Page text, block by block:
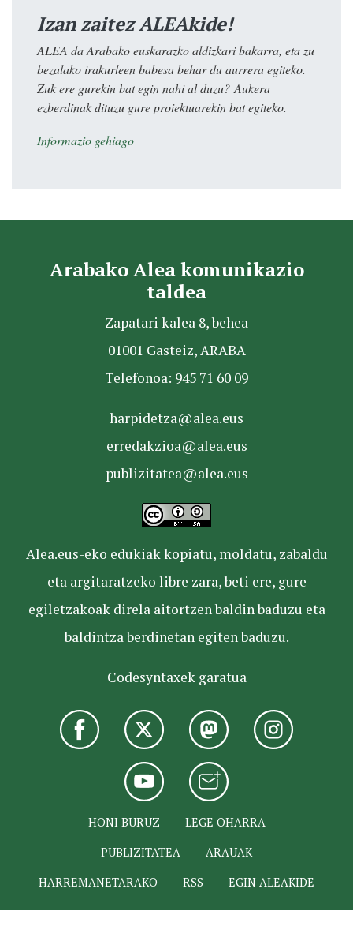
Izan zaitez ALEAkide!
ALEA da Arabako euskarazko aldizkari bakarra, eta zu
bezalako irakurleen babesa behar du aurrera egiteko.
Zuk ere gurekin bat egin nahi al duzu? Aukera
ezberdinak dituzu gure proiektuarekin bat egiteko.
Informazio gehiago
Arabako Alea komunikazio
taldea
Zapatari kalea 8, behea
01001 Gasteiz, ARABA
Telefonoa: 945 71 60 09
harpidetza@alea.eus
erredakzioa@alea.eus
publizitatea@alea.eus
Alea.eus-eko edukiak kopiatu, moldatu, zabaldu
eta argitaratzeko libre zara, beti ere, gure
egiletzakoak direla aitortzen baldin baduzu eta
baldintza berdinetan egiten baduzu.
Codesyntaxek garatua
HONI BURUZ
LEGE OHARRA
PUBLIZITATEA
ARAUAK
HARREMANETARAKO
RSS EGIN ALEAKIDE